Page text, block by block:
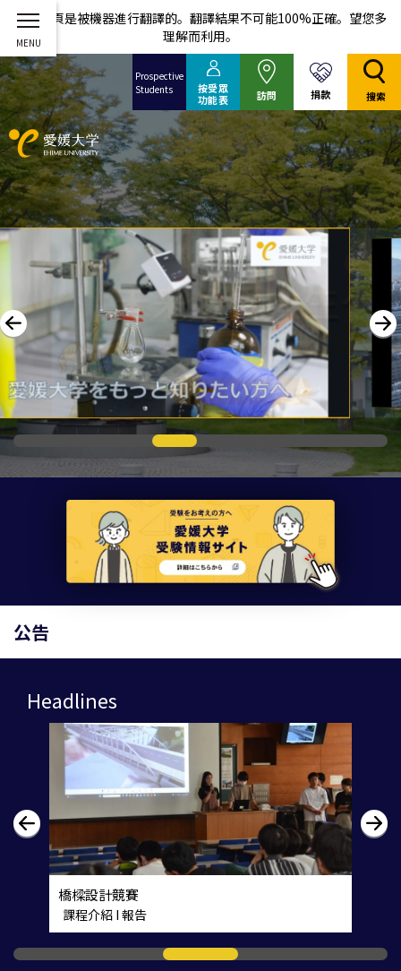
這個網頁是被機器進行翻譯的。翻譯結果不可能100%正確。望您多
理解而利用。
Prospective
Students
按受眾
功能表
訪問 捐款 搜索
公告
Headlines
幼兒教育實用理論
課程介紹 I 報告